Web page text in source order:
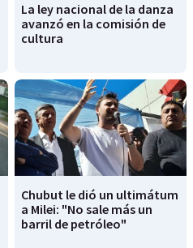
La ley nacional de la danza
avanzó en la comisión de
cultura
Chubut le dió un ultimátum
a Milei: "No sale más un
barril de petróleo"